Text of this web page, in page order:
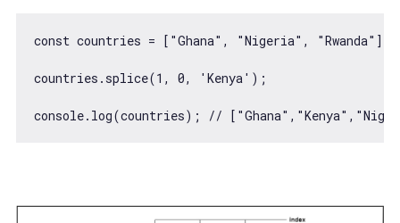
const countries = ["Ghana", "Nigeria", "Rwanda"];
countries.splice(1, 0, 'Kenya');